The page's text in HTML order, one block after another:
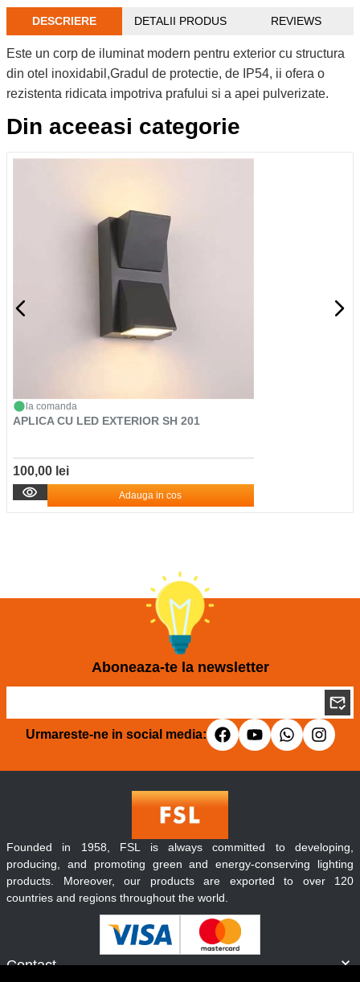
DESCRIERE DETALII PRODUS REVIEWS
Este un corp de iluminat modern pentru exterior cu structura
din otel inoxidabil,Gradul de protectie, de IP54, ii ofera o
rezistenta ridicata impotriva prafului si a apei pulverizate.
Din aceeasi categorie
la comanda
APLICA CU LED EXTERIOR SH 201
100,00 lei
Adauga in cos
Aboneaza-te la newsletter
Urmareste-ne in social media:
Contact
Founded in 1958, FSL is always committed to developing,
producing, and promoting green and energy-conserving lighting
products. Moreover, our products are exported to over 120
countries and regions throughout the world.